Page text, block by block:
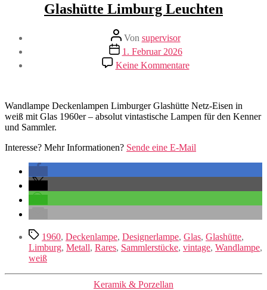
Glashütte Limburg Leuchten
Beitragsautor
Von supervisor
Veröffentlichungsdatum
1. Februar 2026
Keine Kommentarezu
Glashütte
Wandlampe Deckenlampen Limburger Glashütte Netz-Eisen in
weiß mit Glas 1960er – absolut vintastische Lampen für den Kenner
und Sammler.
Interesse? Mehr Informationen? Sende eine E-Mail
Schlagwörter
1960, Deckenlampe, Designerlampe, Glas, Glashütte,
Limburg, Metall, Rares, Sammlerstücke, vintage, Wandlampe,
weiß
Kategorien
Keramik & Porzellan